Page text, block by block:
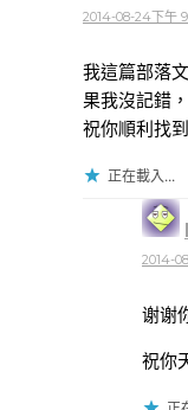
2014-08-24下午
我這篇部落
果我沒記錯
祝你順利找到
正在載入...
2014-
谢谢
祝你